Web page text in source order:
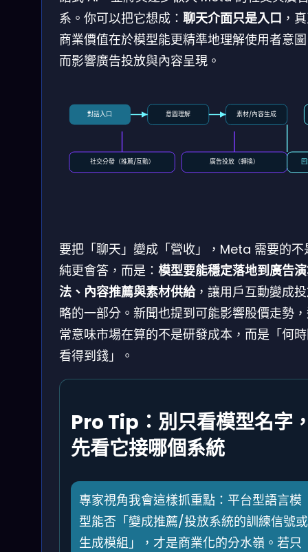
系。你可以把它想成： 聊天介面只是入口 ，
商業價值在於模型能更精準地理解使用者意
而影響廣告投放與內容呈現。
對話入口 意圖理解 素材/內容生成
社交分發（推薦/互動） 廣告投放（轉換）
要把「聊天」變成「營收」，Meta 需要的不
純更會答，而是： 模型要能穩定落地到廣告
法、內容推薦與素材供給，讓用戶互動變成
略的一部分。新聞也提到可能影響股價走勢
常意味市場在算的不是研發成本，而是「何
看得到錢」。
Pro Tip：別只看模型名字
先看它接哪個系統
專家視角我會這樣抓重點：平台型語言模
型能否「變成推薦/投放系統的訓練信號或
生成模組」，才是商業化的分水嶺。若只